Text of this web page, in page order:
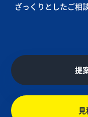
ざっくりとしたご相
提